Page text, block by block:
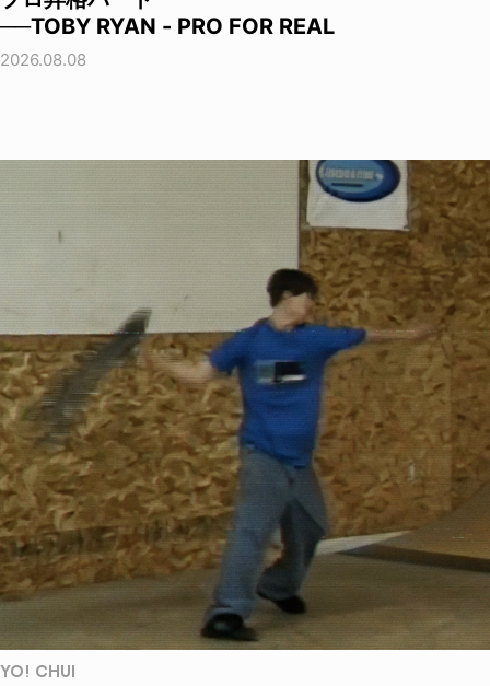
──TOBY RYAN - PRO FOR REAL
2026.08.08
YO! CHUI